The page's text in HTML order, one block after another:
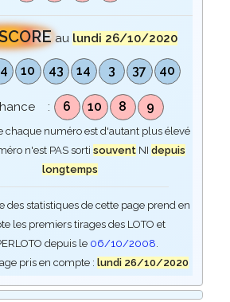
au lundi 26/10/2020
10 43 14 3 37 40
: 6 10 8 9
chaque numéro est d'autant plus élevé
n'est PAS sortisouvent NIdepuis
longtemps
des statistiques de cette page prend en
les premiers tirages des LOTO et
depuis le 06/10/2008.
pris en compte : lundi 26/10/2020